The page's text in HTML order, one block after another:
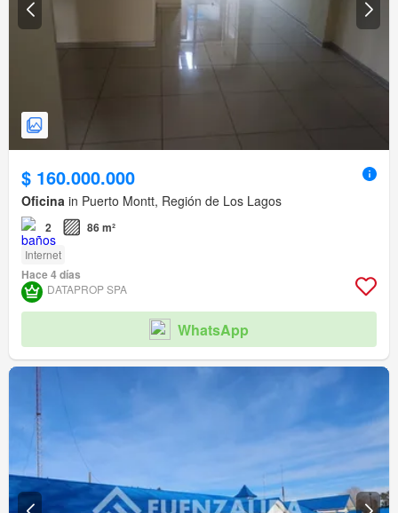
$ 160.000.000
Oficina in Puerto Montt, Región de Los Lagos
2 86 m²
Internet
Hace 4 días
DATAPROP SPA
WhatsApp